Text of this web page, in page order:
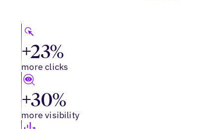
+23%
more clicks
+30%
more visibility